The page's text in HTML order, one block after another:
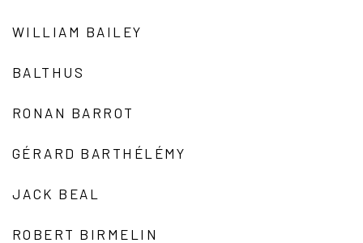
WILLIAM BAILEY
BALTHUS
RONAN BARROT
GÉRARD BARTHÉLÉMY
JACK BEAL
ROBERT BIRMELIN